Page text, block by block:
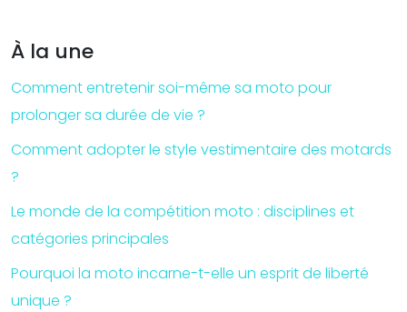
À la une
Comment entretenir soi-même sa moto pour
prolonger sa durée de vie ?
Comment adopter le style vestimentaire des motards
?
Le monde de la compétition moto : disciplines et
catégories principales
Pourquoi la moto incarne-t-elle un esprit de liberté
unique ?